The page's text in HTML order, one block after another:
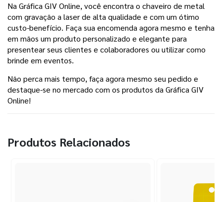
Na Gráfica GIV Online, você encontra o chaveiro de metal
com gravação a laser de alta qualidade e com um ótimo
custo-benefício. Faça sua encomenda agora mesmo e tenha
em mãos um produto personalizado e elegante para
presentear seus clientes e colaboradores ou utilizar como
brinde em eventos.
Não perca mais tempo, faça agora mesmo seu pedido e
destaque-se no mercado com os produtos da Gráfica GIV
Online!
Produtos Relacionados